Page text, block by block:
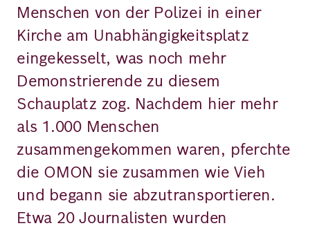
Menschen von der Polizei in einer
Kirche am Unabhängigkeitsplatz
eingekesselt, was noch mehr
Demonstrierende zu diesem
Schauplatz zog. Nachdem hier mehr
als 1.000 Menschen
zusammengekommen waren, pferchte
die OMON sie zusammen wie Vieh
und begann sie abzutransportieren.
Etwa 20 Journalisten wurden